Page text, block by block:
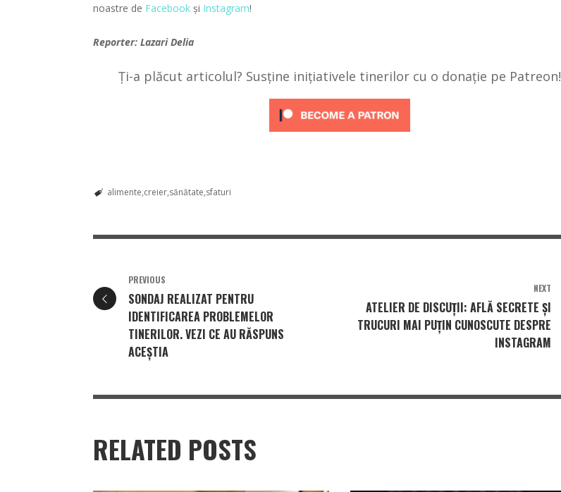
noastre de Facebook și Instagram!
Reporter: Lazari Delia
Ți-a plăcut articolul? Susține inițiativele tinerilor cu o donație pe Patreon!
alimente creier sănătate sfaturi
PREVIOUS
SONDAJ REALIZAT PENTRU
IDENTIFICAREA PROBLEMELOR
TINERILOR. VEZI CE AU RĂSPUNS
ACEȘTIA
NEXT
ATELIER DE DISCUȚII: AFLĂ SECRETE ȘI
TRUCURI MAI PUȚIN CUNOSCUTE DESPRE
INSTAGRAM
RELATED POSTS